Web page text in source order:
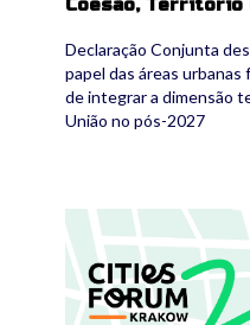
Coesão, Território
Declaração Conjunta
papel das áreas
de integrar a dimensão
União no pós-2027